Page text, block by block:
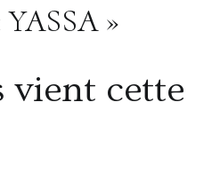
YASSA »
vient cette